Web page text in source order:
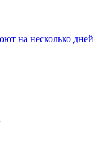
на несколько дней